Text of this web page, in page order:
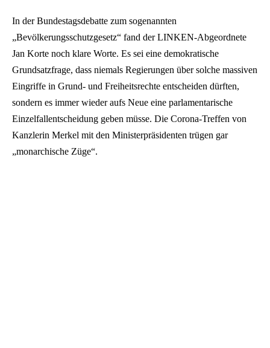
In der Bundestagsdebatte zum sogenannten
„Bevölkerungsschutzgesetz“ fand der LINKEN-Abgeordnete
Jan Korte noch klare Worte. Es sei eine demokratische
Grundsatzfrage, dass niemals Regierungen über solche massiven
Eingriffe in Grund- und Freiheitsrechte entscheiden dürften,
sondern es immer wieder aufs Neue eine parlamentarische
Einzelfallentscheidung geben müsse. Die Corona-Treffen von
Kanzlerin Merkel mit den Ministerpräsidenten trügen gar
„monarchische Züge“.